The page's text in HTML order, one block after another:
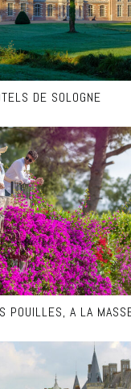
DE SOLOGNE
POUILLES, A LA